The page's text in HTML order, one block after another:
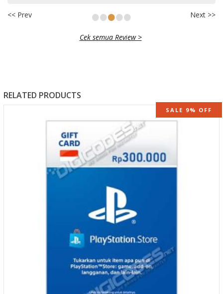
<< Prev ••••• Next >>
Cek semua Review >
RELATED PRODUCTS
SALE 9% OFF